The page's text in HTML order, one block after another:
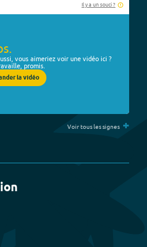
Il y a un souci ?
vous aimeriez voir une vidéo ici ?
promis.
la vidéo
Voir tous les signes +